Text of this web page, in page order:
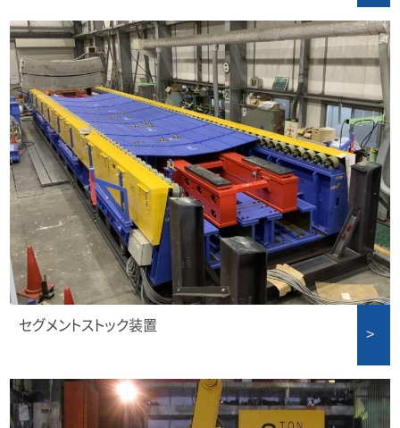
セグメントストック装置